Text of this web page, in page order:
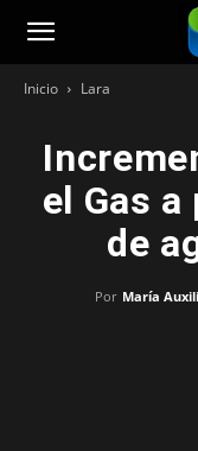
Noticias251
Inicio Lara
el Gas
de
Por María